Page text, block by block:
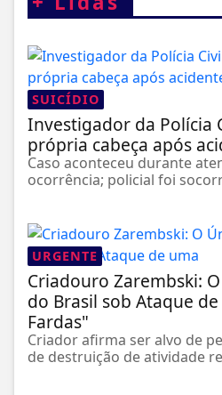
SUICÍDIO
Investigador da Polícia
própria cabeça após
Caso aconteceu durante
ocorrência; policial foi
URGENTE
Criadouro Zarembski:
do Brasil sob Ataque
Fardas"
Criador afirma ser alvo de
de destruição de atividade